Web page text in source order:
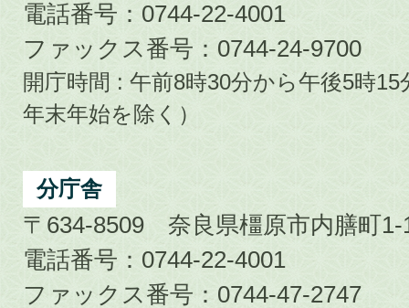
電話番号：0744-22-4001
ファックス番号：0744-24-9700
開庁時間 : 午前8時30分から午後5時
年末年始を除く）
分庁舎
〒634-8509 奈良県橿原市内膳町1-
電話番号：0744-22-4001
ファックス番号：0744-47-2747